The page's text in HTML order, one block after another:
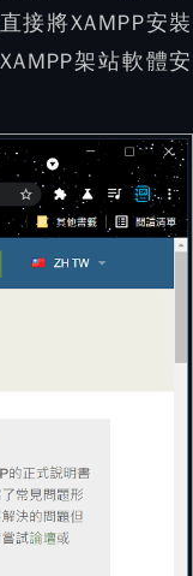
接將XAMPP安裝
架站軟體安